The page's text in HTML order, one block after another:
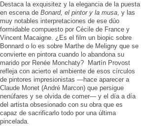
Destaca la exquisitez y la elegancia de la puesta
en escena de Bonard, el pintor y la musa, y las
muy notables interpretaciones de ese dúo
formidable compuesto por Cécile de France y
Vincent Macaigne. ¿Es el film un biopic sobre
Bonnard o lo es sobre Marthe de Meligny que se
convierte en pintora cuando lo abandona su
marido por Renée Monchaty? Martín Provost
refleja con acierto el ambiente de esos círculos
de pintores impresionistas —hace aparecer a
Claude Monet (André Marcon) que persigue
nenúfares y se olvida de comer— y el día a día
del artista obsesionado con su obra que es
capaz de sacrificarlo todo por una última
pincelada.